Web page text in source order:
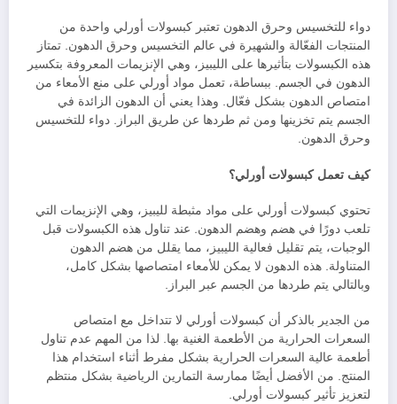
دواء للتخسيس وحرق الدهون تعتبر كبسولات أورلي واحدة من
المنتجات الفعّالة والشهيرة في عالم التخسيس وحرق الدهون. تمتاز
هذه الكبسولات بتأثيرها على الليبيز، وهي الإنزيمات المعروفة بتكسير
الدهون في الجسم. ببساطة، تعمل مواد أورلي على منع الأمعاء من
امتصاص الدهون بشكل فعّال. وهذا يعني أن الدهون الزائدة في
الجسم يتم تخزينها ومن ثم طردها عن طريق البراز. دواء للتخسيس
وحرق الدهون.
كيف تعمل كبسولات أورلي؟
تحتوي كبسولات أورلي على مواد مثبطة لليبيز، وهي الإنزيمات التي
تلعب دورًا في هضم وهضم الدهون. عند تناول هذه الكبسولات قبل
الوجبات، يتم تقليل فعالية الليبيز، مما يقلل من هضم الدهون
المتناولة. هذه الدهون لا يمكن للأمعاء امتصاصها بشكل كامل،
وبالتالي يتم طردها من الجسم عبر البراز.
من الجدير بالذكر أن كبسولات أورلي لا تتداخل مع امتصاص
السعرات الحرارية من الأطعمة الغنية بها. لذا من المهم عدم تناول
أطعمة عالية السعرات الحرارية بشكل مفرط أثناء استخدام هذا
المنتج. من الأفضل أيضًا ممارسة التمارين الرياضية بشكل منتظم
لتعزيز تأثير كبسولات أورلي.